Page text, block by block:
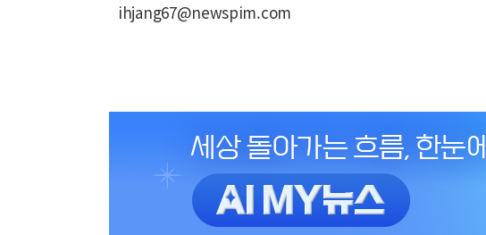
ihjang67@newspim.com